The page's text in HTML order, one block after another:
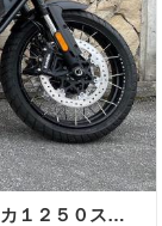
ＨＡＲＬＥＹ−ＤＡＶＩＤＳＯＮ パンアメリカ１２５０スペシャル